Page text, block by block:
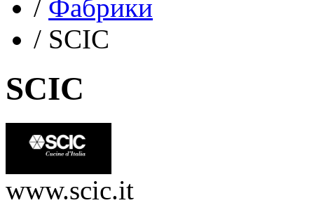
/ Фабрики
/ SCIC
SCIC
www.scic.it